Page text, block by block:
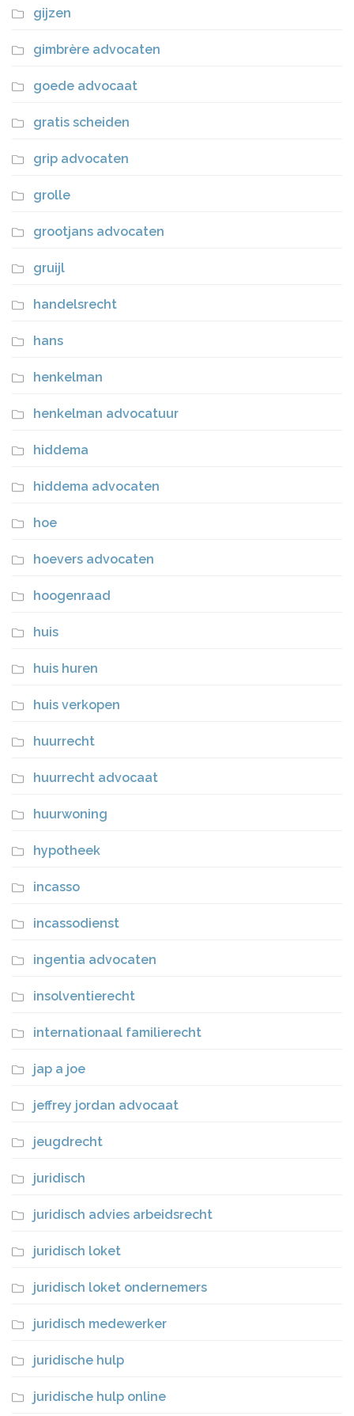
gijzen
gimbrère advocaten
goede advocaat
gratis scheiden
grip advocaten
grolle
grootjans advocaten
gruijl
handelsrecht
hans
henkelman
henkelman advocatuur
hiddema
hiddema advocaten
hoe
hoevers advocaten
hoogenraad
huis
huis huren
huis verkopen
huurrecht
huurrecht advocaat
huurwoning
hypotheek
incasso
incassodienst
ingentia advocaten
insolventierecht
internationaal familierecht
jap a joe
jeffrey jordan advocaat
jeugdrecht
juridisch
juridisch advies arbeidsrecht
juridisch loket
juridisch loket ondernemers
juridisch medewerker
juridische hulp
juridische hulp online